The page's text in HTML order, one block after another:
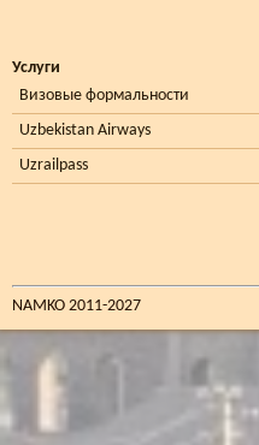
Услуги
Визовые формальности
Uzbekistan Airways
Uzrailpass
NAMKO 2011-2027